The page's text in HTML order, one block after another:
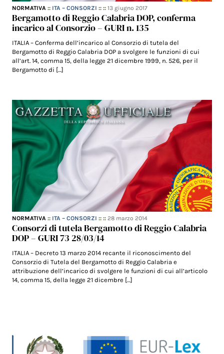
NORMATIVA :: ITA – CONSORZI :: ::13 giugno 2017
Bergamotto di Reggio Calabria DOP, conferma
incarico al Consorzio – GURI n. 135
ITALIA – Conferma dell’incarico al Consorzio di tutela del
Bergamotto di Reggio Calabria DOP a svolgere le funzioni di cui
all’art. 14, comma 15, della legge 21 dicembre 1999, n. 526, per il
Bergamotto di […]
NORMATIVA :: ITA – CONSORZI :: ::28 marzo 2014
Consorzi di tutela Bergamotto di Reggio Calabria
DOP – GURI 73 28/03/14
ITALIA – Decreto 13 marzo 2014 recante il riconoscimento del
Consorzio di Tutela del Bergamotto di Reggio Calabria e
attribuzione dell’incarico di svolgere le funzioni di cui all’articolo
14, comma 15, della legge 21 dicembre […]